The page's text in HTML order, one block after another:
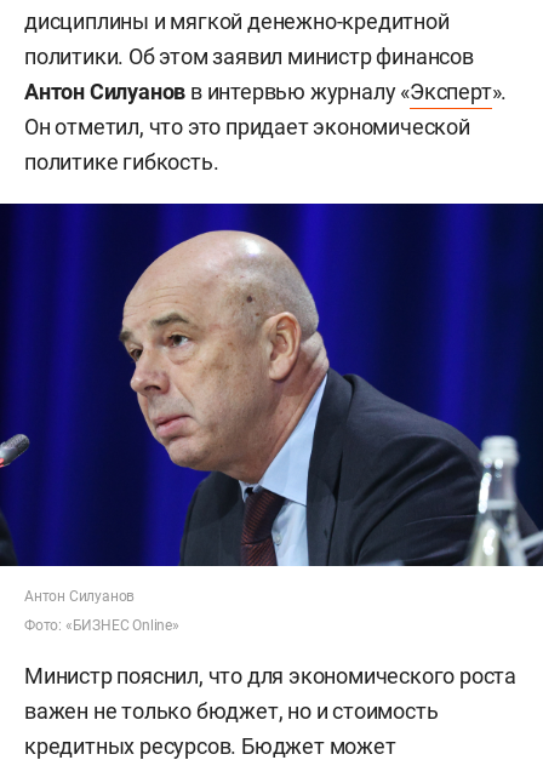
дисциплины и мягкой денежно-кредитной
политики. Об этом заявил министр финансов
Антон Силуанов в интервью журналу «Эксперт».
Он отметил, что это придает экономической
политике гибкость.
Антон Силуанов
Фото: «БИЗНЕС Online»
Министр пояснил, что для экономического роста
важен не только бюджет, но и стоимость
кредитных ресурсов. Бюджет может